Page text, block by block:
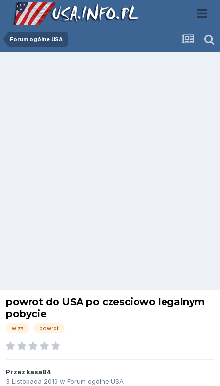
Forum ogólne USA
powrot do USA po czesciowo legalnym
pobycie
wiza powrot
Przez kasa84
3 Listopada 2016 w Forum ogólne USA